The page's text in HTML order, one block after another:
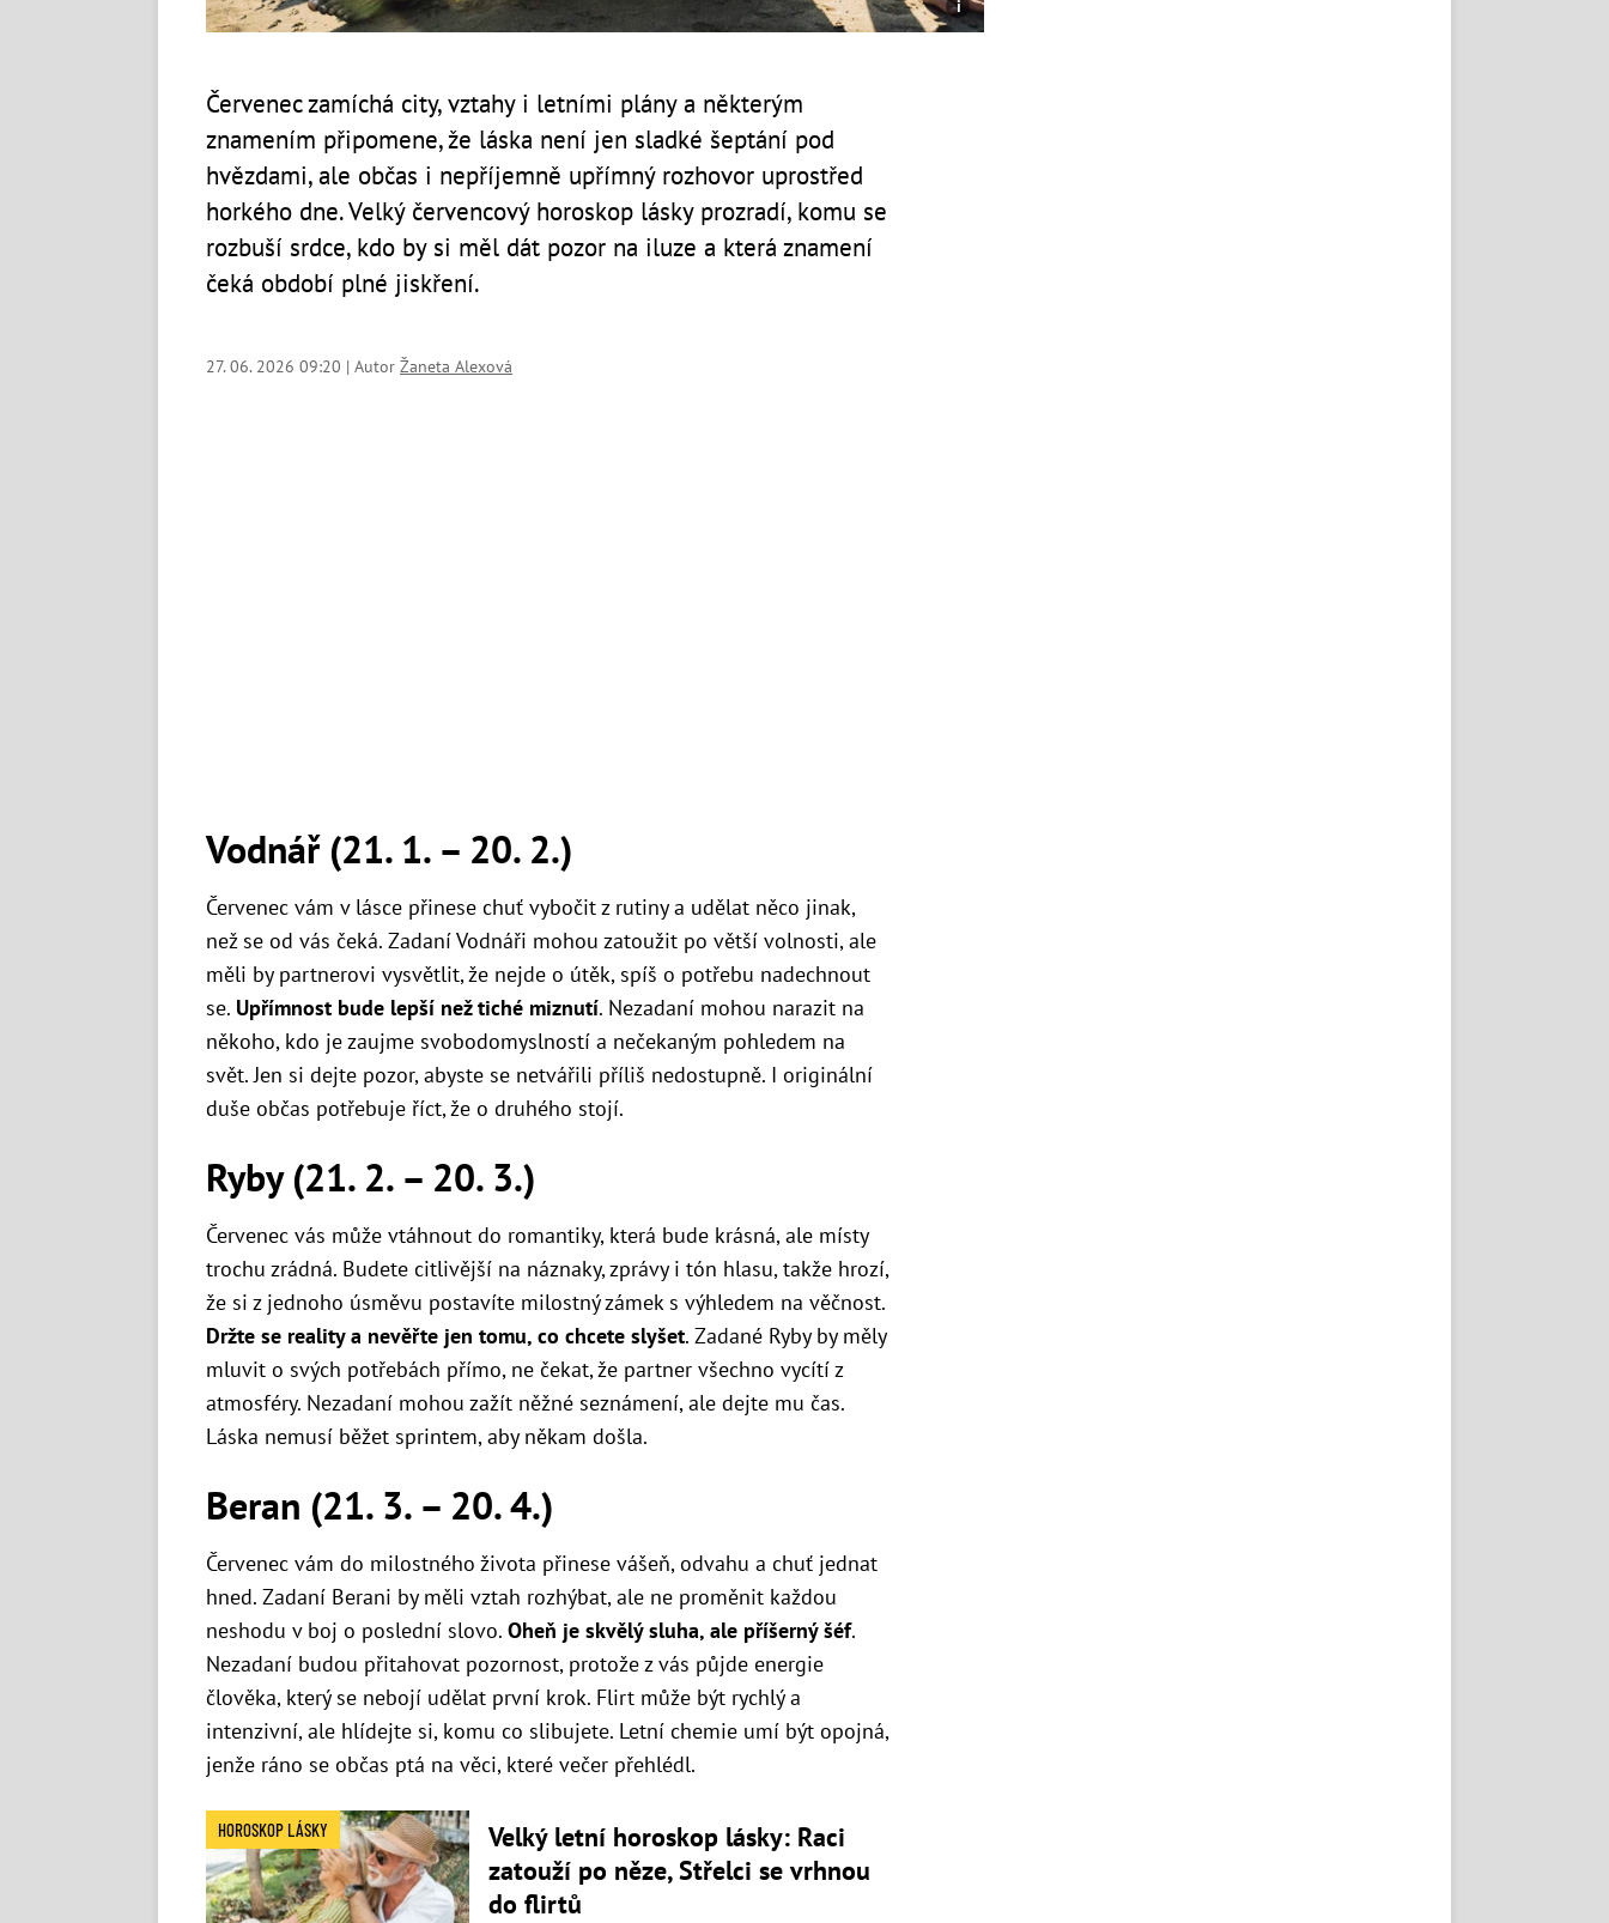
Červenec zamíchá city, vztahy i letními plány a některým
znamením připomene, že láska není jen sladké šeptání pod
hvězdami, ale občas i nepříjemně upřímný rozhovor uprostřed
horkého dne. Velký červencový horoskop lásky prozradí, komu se
rozbuší srdce, kdo by si měl dát pozor na iluze a která znamení
čeká období plné jiskření.
27. 06. 2026 09:20 | Autor Žaneta Alexová
Vodnář (21. 1. – 20. 2.)
Červenec vám v lásce přinese chuť vybočit z rutiny a udělat něco jinak,
než se od vás čeká. Zadaní Vodnáři mohou zatoužit po větší volnosti, ale
měli by partnerovi vysvětlit, že nejde o útěk, spíš o potřebu nadechnout
se. Upřímnost bude lepší než tiché miznutí. Nezadaní mohou narazit na
někoho, kdo je zaujme svobodomyslností a nečekaným pohledem na
svět. Jen si dejte pozor, abyste se netvářili příliš nedostupně. I originální
duše občas potřebuje říct, že o druhého stojí.
Ryby (21. 2. – 20. 3.)
Červenec vás může vtáhnout do romantiky, která bude krásná, ale místy
trochu zrádná. Budete citlivější na náznaky, zprávy i tón hlasu, takže hrozí,
že si z jednoho úsměvu postavíte milostný zámek s výhledem na věčnost.
Držte se reality a nevěřte jen tomu, co chcete slyšet. Zadané Ryby by měly
mluvit o svých potřebách přímo, ne čekat, že partner všechno vycítí z
atmosféry. Nezadaní mohou zažít něžné seznámení, ale dejte mu čas.
Láska nemusí běžet sprintem, aby někam došla.
Beran (21. 3. – 20. 4.)
Červenec vám do milostného života přinese vášeň, odvahu a chuť jednat
hned. Zadaní Berani by měli vztah rozhýbat, ale ne proměnit každou
neshodu v boj o poslední slovo. Oheň je skvělý sluha, ale příšerný šéf.
Nezadaní budou přitahovat pozornost, protože z vás půjde energie
člověka, který se nebojí udělat první krok. Flirt může být rychlý a
intenzivní, ale hlídejte si, komu co slibujete. Letní chemie umí být opojná,
jenže ráno se občas ptá na věci, které večer přehlédl.
HOROSKOP LÁSKY
Velký letní horoskop lásky: Raci
zatouží po něze, Střelci se vrhnou
do flirtů